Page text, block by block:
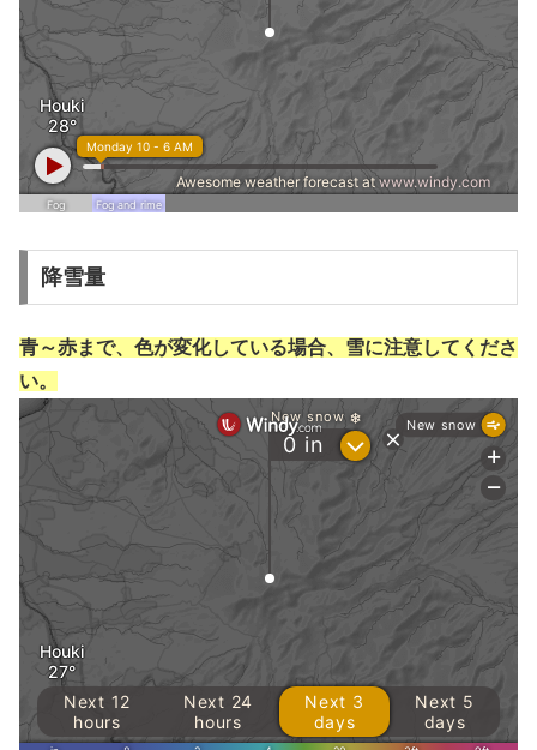
降雪量
青～赤まで、色が変化している場合、雪に注意してくださ
い。